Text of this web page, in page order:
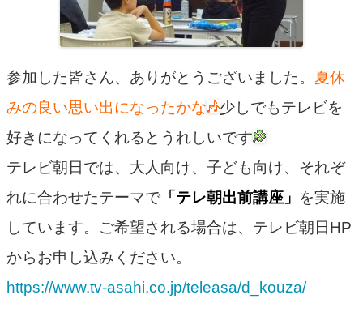
参加した皆さん、ありがとうございました。 夏休
みの良い思い出になったかな
少しでもテレビを
好きになってくれるとうれしいです
テレビ朝日では、大人向け、子ども向け、それぞ
れに合わせたテーマで 「テレ朝出前講座」 を実施
しています。ご希望される場合は、テレビ朝日HP
からお申し込みください。
https://www.tv-asahi.co.jp/teleasa/d_kouza/